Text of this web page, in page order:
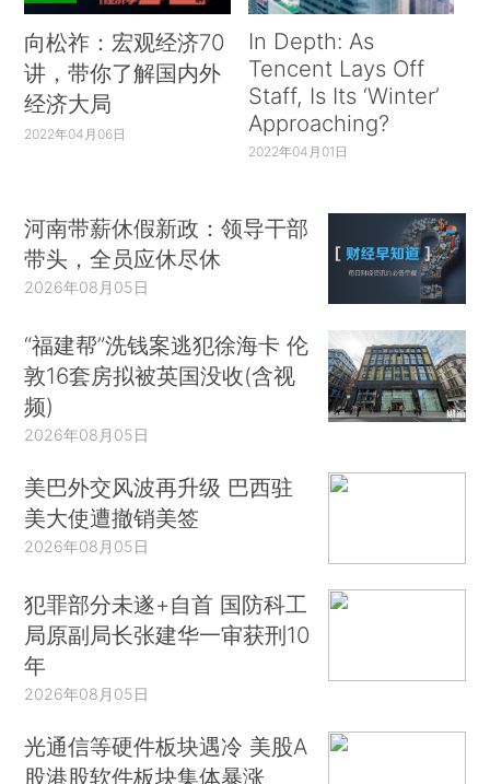
向松祚：宏观经济70
讲，带你了解国内外
经济大局
2022年04月06日
In Depth: As
Tencent Lays Off
Staff, Is Its ‘Winter’
Approaching?
2022年04月01日
河南带薪休假新政：领导干部
带头，全员应休尽休
2026年08月05日
“福建帮”洗钱案逃犯徐海卡 伦
敦16套房拟被英国没收(含视
频)
2026年08月05日
美巴外交风波再升级 巴西驻
美大使遭撤销美签
2026年08月05日
犯罪部分未遂+自首 国防科工
局原副局长张建华一审获刑10
年
2026年08月05日
光通信等硬件板块遇冷 美股A
股港股软件板块集体暴涨